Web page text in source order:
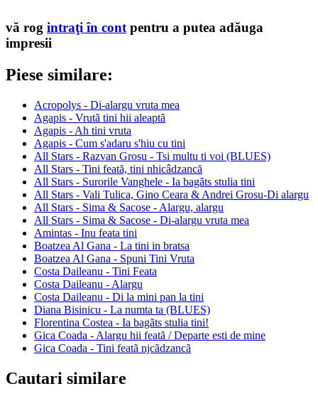
vă rog intraţi în cont pentru a putea adăuga
impresii
Piese similare:
Acropolys - Di-alargu vruta mea
Agapis - Vrutã tini hii aleaptã
Agapis - Ah tini vruta
Agapis - Cum s'adaru s'hiu cu tini
All Stars - Razvan Grosu - Tsi multu ti voi (BLUES)
All Stars - Tini feată, tini nhicâdzancă
All Stars - Surorile Vanghele - Ia bagãts stulia tini
All Stars - Vali Tulica, Gino Ceara & Andrei Grosu-Di alargu
All Stars - Sima & Sacose - Alargu, alargu
All Stars - Sima & Sacose - Di-alargu vruta mea
Amintas - Inu feata tini
Boatzea Al Gana - La tini in bratsa
Boatzea Al Gana - Spuni Tini Vruta
Costa Daileanu - Tini Feata
Costa Daileanu - Alargu
Costa Daileanu - Di la mini pan la tini
Diana Bisinicu - La numta ta (BLUES)
Florentina Costea - Ia bagãts stulia tini!
Gica Coada - Alargu hii featã / Departe esti de mine
Gica Coada - Tini featã njcãdzancã
Cautari similare